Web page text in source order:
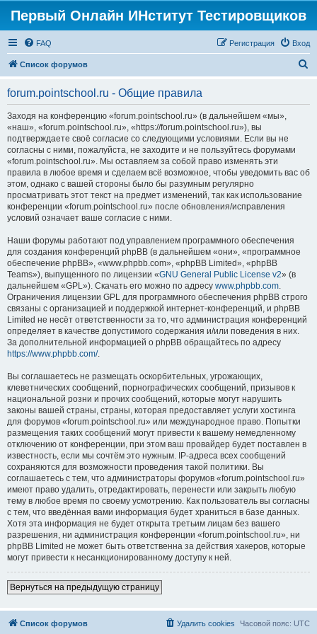
Первый Онлайн ИНститут Тестировщиков
FAQ Вход
Регистрация
Список форумов
forum.pointschool.ru - Общие правила
Заходя на конференцию «forum.pointschool.ru» (в дальнейшем «мы»,
«наш», «forum.pointschool.ru», «https://forum.pointschool.ru»), вы
подтверждаете своё согласие со следующими условиями. Если вы не
согласны с ними, пожалуйста, не заходите и не пользуйтесь форумами
«forum.pointschool.ru». Мы оставляем за собой право изменять эти
правила в любое время и сделаем всё возможное, чтобы уведомить вас об
этом, однако с вашей стороны было бы разумным регулярно
просматривать этот текст на предмет изменений, так как использование
конференции «forum.pointschool.ru» после обновления/исправления
условий означает ваше согласие с ними.
Наши форумы работают под управлением программного обеспечения
для создания конференций phpBB (в дальнейшем «они», «программное
обеспечение phpBB», «www.phpbb.com», «phpBB Limited», «phpBB
Teams»), выпущенного по лицензии «GNU General Public License v2» (в
дальнейшем «GPL»). Скачать его можно по адресу www.phpbb.com.
Ограничения лицензии GPL для программного обеспечения phpBB строго
связаны с организацией и поддержкой интернет-конференций, и phpBB
Limited не несёт ответственности за то, что администрация конференций
определяет в качестве допустимого содержания и/или поведения в них.
За дополнительной информацией о phpBB обращайтесь по адресу
https://www.phpbb.com/.
Вы соглашаетесь не размещать оскорбительных, угрожающих,
клеветнических сообщений, порнографических сообщений, призывов к
национальной розни и прочих сообщений, которые могут нарушить
законы вашей страны, страны, которая предоставляет услуги хостинга
для форумов «forum.pointschool.ru» или международное право. Попытки
размещения таких сообщений могут привести к вашему немедленному
отключению от конференции, при этом ваш провайдер будет поставлен в
известность, если мы сочтём это нужным. IP-адреса всех сообщений
сохраняются для возможности проведения такой политики. Вы
соглашаетесь с тем, что администраторы форумов «forum.pointschool.ru»
имеют право удалить, отредактировать, перенести или закрыть любую
тему в любое время по своему усмотрению. Как пользователь вы согласны
с тем, что введённая вами информация будет храниться в базе данных.
Хотя эта информация не будет открыта третьим лицам без вашего
разрешения, ни администрация конференции «forum.pointschool.ru», ни
phpBB Limited не может быть ответственна за действия хакеров, которые
могут привести к несанкционированному доступу к ней.
Вернуться на предыдущую страницу
Список форумов Часовой пояс: UTC
Удалить cookies